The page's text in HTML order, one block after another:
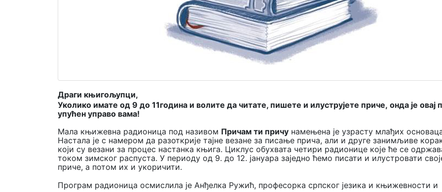
Драги књигољупци,
Уколико имате од 9 до 11година и волите да читате, пишете и илуструјете приче, онда је овај
упућен управо вама!
Мала књижевна радионица под називом Причам ти причу намењена је узрасту млађих
Настала је с намером да разоткрије тајне везане за писање прича, али и друге занимљиве
који су везани за процес настанка књига. Циклус обухвата четири радионице које ће се
током зимског распуста. У периоду од 9. до 12. јануара заједно ћемо писати и илустровати
приче, а потом их и укоричити.
Програм радионица осмислила је Анђелка Ружић, професорка српског језика и књижевности и